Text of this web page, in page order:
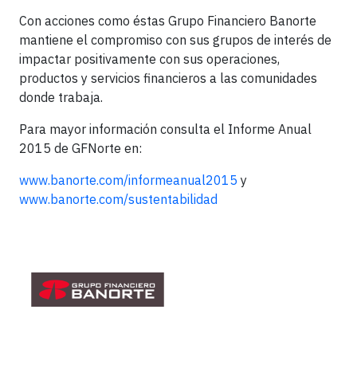
Con acciones como éstas Grupo Financiero Banorte
mantiene el compromiso con sus grupos de interés de
impactar positivamente con sus operaciones,
productos y servicios financieros a las comunidades
donde trabaja.
Para mayor información consulta el Informe Anual
2015 de GFNorte en:
www.banorte.com/informeanual2015 y
www.banorte.com/sustentabilidad